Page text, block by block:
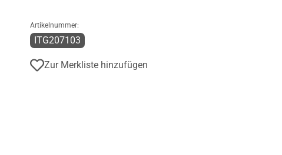
Artikelnummer:
ITG207103
Zur Merkliste hinzufügen